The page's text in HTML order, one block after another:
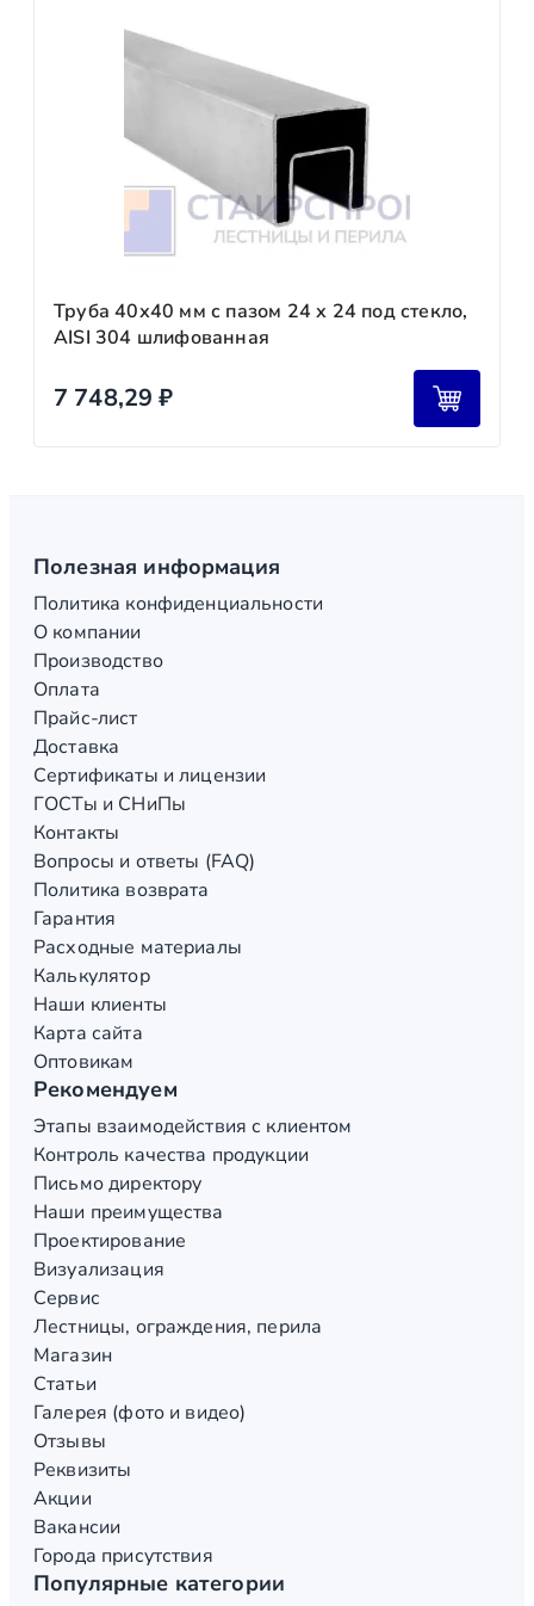
Труба 40х40 мм с пазом 24 х 24 под стекло,
AISI 304 шлифованная
7 748,29₽
Полезная информация
Политика конфиденциальности
О компании
Производство
Оплата
Прайс-лист
Доставка
Сертификаты и лицензии
ГОСТы и СНиПы
Контакты
Вопросы и ответы (FAQ)
Политика возврата
Гарантия
Расходные материалы
Калькулятор
Наши клиенты
Карта сайта
Оптовикам
Рекомендуем
Этапы взаимодействия с клиентом
Контроль качества продукции
Письмо директору
Наши преимущества
Проектирование
Визуализация
Сервис
Лестницы, ограждения, перила
Магазин
Статьи
Галерея (фото и видео)
Отзывы
Реквизиты
Акции
Вакансии
Города присутствия
Популярные категории